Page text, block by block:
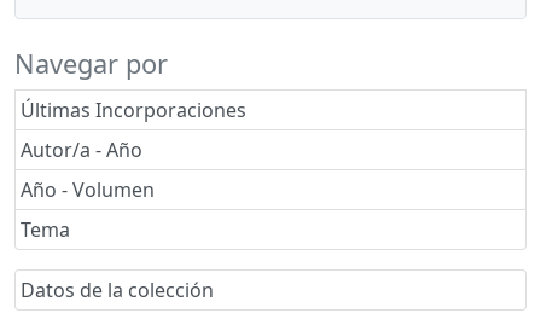
Navegar por
Últimas Incorporaciones
Autor/a - Año
Año - Volumen
Tema
Datos de la colección